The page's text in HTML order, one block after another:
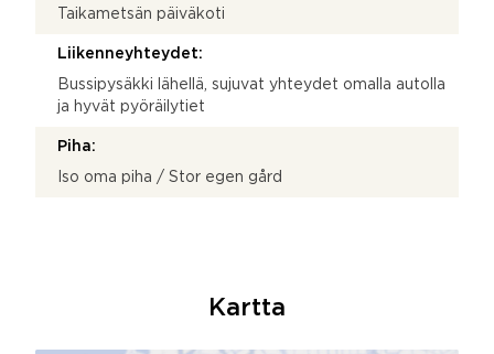
Taikametsän päiväkoti
Liikenneyhteydet:
Bussipysäkki lähellä, sujuvat yhteydet omalla autolla
ja hyvät pyöräilytiet
Piha:
Iso oma piha / Stor egen gård
Kartta